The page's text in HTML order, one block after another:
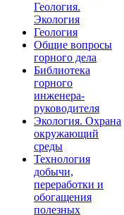
Геология.
Экология
Геология
Общие вопросы
горного дела
Библиотека
горного
инженера-
руководителя
Экология. Охрана
окружающий
среды
Технология
добычи,
переработки и
обогащения
полезных